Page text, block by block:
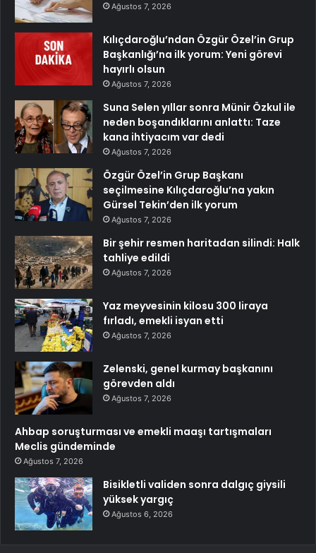
Ağustos 7, 2026
Kılıçdaroğlu’ndan Özgür Özel’in Grup
Başkanlığı’na ilk yorum: Yeni görevi
hayırlı olsun
Ağustos 7, 2026
Suna Selen yıllar sonra Münir Özkul ile
neden boşandıklarını anlattı: Taze
kana ihtiyacım var dedi
Ağustos 7, 2026
Özgür Özel’in Grup Başkanı
seçilmesine Kılıçdaroğlu’na yakın
Gürsel Tekin’den ilk yorum
Ağustos 7, 2026
Bir şehir resmen haritadan silindi: Halk
tahliye edildi
Ağustos 7, 2026
Yaz meyvesinin kilosu 300 liraya
fırladı, emekli isyan etti
Ağustos 7, 2026
Zelenski, genel kurmay başkanını
görevden aldı
Ağustos 7, 2026
Ahbap soruşturması ve emekli maaşı tartışmaları
Meclis gündeminde
Ağustos 7, 2026
Bisikletli validen sonra dalgıç giysili
yüksek yargıç
Ağustos 6, 2026